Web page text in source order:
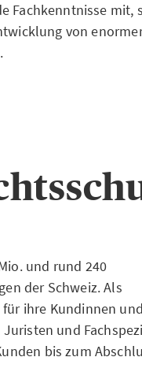
Fachkenntnisse mit,
von
und rund 240
der Schweiz. Als
für ihre Kundinnen und
und
bis zum